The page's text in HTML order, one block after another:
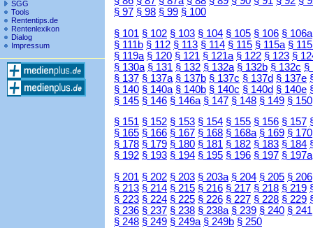
SGG
Tools
Rententips.de
Rentenlexikon
Dialog
Impressum
§ 97 § 98 § 99 § 100
§ 101 § 102 § 103 § 104 § 105 § 106 § 106a
§ 111b § 112 § 113 § 114 § 115 § 115a §
§ 119a § 120 § 121 § 121a § 122 § 123 §
§ 130a § 131 § 132 § 132a § 132b § 132c §
§ 137 § 137a § 137b § 137c § 137d § 137e
§ 140 § 140a § 140b § 140c § 140d § 140e
§ 145 § 146 § 146a § 147 § 148 § 149 § 150
§ 151 § 152 § 153 § 154 § 155 § 156 § 157
§ 165 § 166 § 167 § 168 § 168a § 169 § 170
§ 178 § 179 § 180 § 181 § 182 § 183 § 184
§ 192 § 193 § 194 § 195 § 196 § 197 § 197a
§ 201 § 202 § 203 § 203a § 204 § 205 § 206
§ 213 § 214 § 215 § 216 § 217 § 218 § 219
§ 223 § 224 § 225 § 226 § 227 § 228 § 229
§ 236 § 237 § 238 § 238a § 239 § 240 § 241
§ 248 § 249 § 249a § 249b § 250